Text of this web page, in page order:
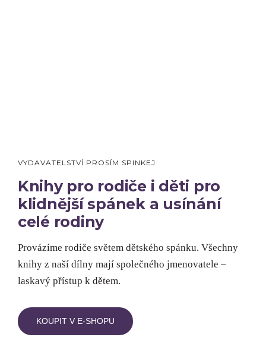
VYDAVATELSTVÍ PROSÍM SPINKEJ
Knihy pro rodiče i děti pro
klidnější spánek a usínání
celé rodiny
Provázíme rodiče světem dětského spánku. Všechny
knihy z naší dílny mají společného jmenovatele –
laskavý přístup k dětem.
KOUPIT V E-SHOPU